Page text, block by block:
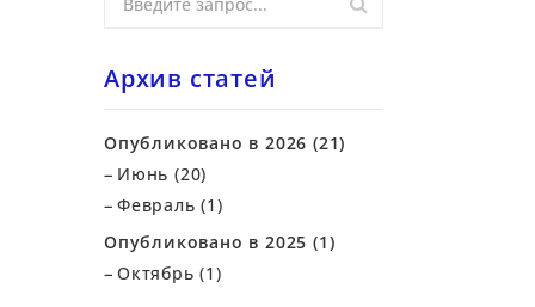
Архив статей
Опубликовано в 2026 (21)
Июнь (20)
Февраль (1)
Опубликовано в 2025 (1)
Октябрь (1)